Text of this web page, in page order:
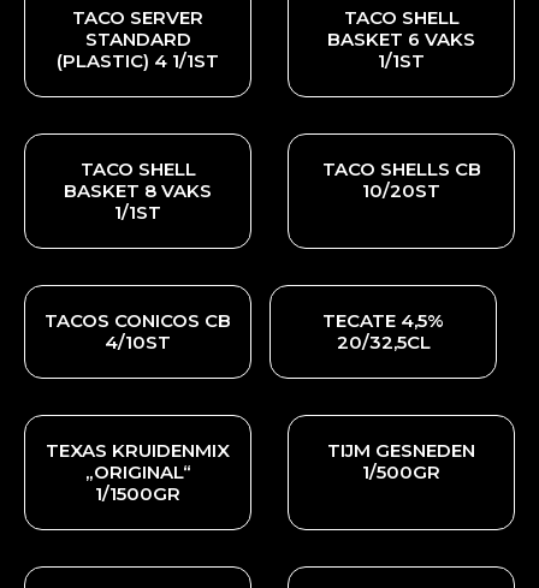
TACO SERVER
STANDARD
(PLASTIC) 4 1/1ST
TACO SHELL
BASKET 6 VAKS
1/1ST
TACO SHELL
BASKET 8 VAKS
1/1ST
TACO SHELLS CB
10/20ST
TACOS CONICOS CB
4/10ST
TECATE 4,5%
20/32,5CL
TEXAS KRUIDENMIX
„ORIGINAL“
1/1500GR
TIJM GESNEDEN
1/500GR